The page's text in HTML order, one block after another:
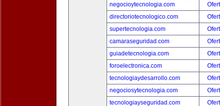
negocioytecnologia.com
directoriotecnologico.com
supertecnologia.com
camaraseguridad.com
guiadetecnologia.com
foroelectronica.com
tecnologiaydesarrollo.com
negociosytecnologia.com
tecnologiayseguridad.com